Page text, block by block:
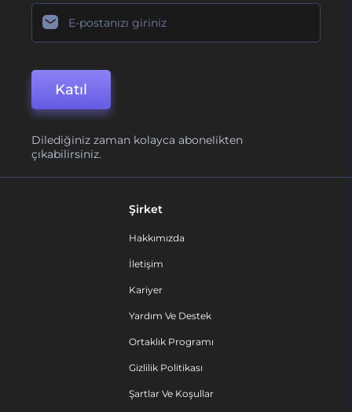
Katıl
Dilediğiniz zaman kolayca abonelikten
çıkabilirsiniz.
Şirket
Hakkımızda
İletişim
Kariyer
Yardım Ve Destek
Ortaklık Programı
Gizlilik Politikası
Şartlar Ve Koşullar